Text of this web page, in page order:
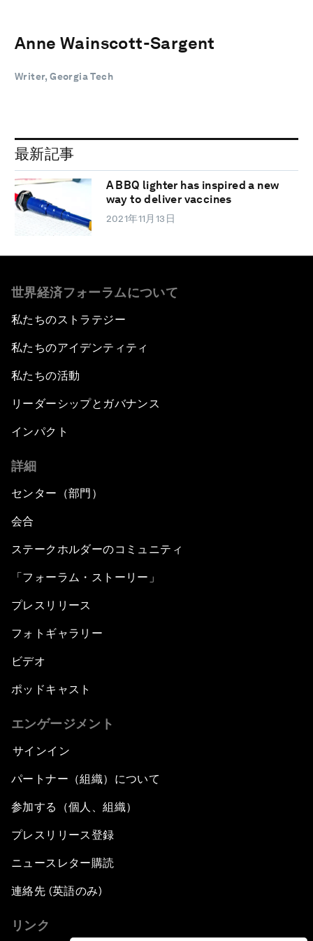
Anne Wainscott-Sargent
Writer, Georgia Tech
最新記事
A BBQ lighter has inspired a new
way to deliver vaccines
2021年11月13日
世界経済フォーラムについて
私たちのストラテジー
私たちのアイデンティティ
私たちの活動
リーダーシップとガバナンス
インパクト
詳細
センター（部門）
会合
ステークホルダーのコミュニティ
「フォーラム・ストーリー」
プレスリリース
フォトギャラリー
ビデオ
ポッドキャスト
エンゲージメント
サインイン
パートナー（組織）について
参加する（個人、組織）
プレスリリース登録
ニュースレター購読
連絡先 (英語のみ)
リンク